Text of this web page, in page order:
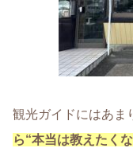
観光ガイドにはあま
ら“本当は教えたく